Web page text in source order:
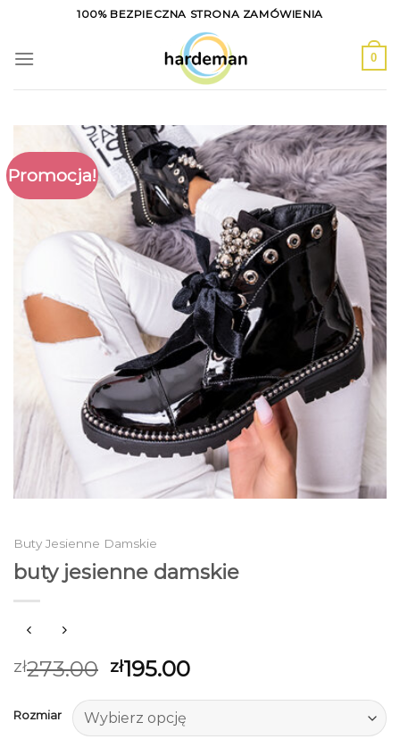
content
100% BEZPIECZNA STRONA ZAMÓWIENIA
0
Promocja!
Buty Jesienne Damskie
buty jesienne damskie
zł273.00 zł195.00
Rozmiar